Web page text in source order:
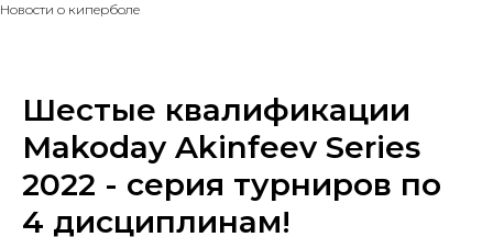
Новости о киперболе
Шестые квалификации
Makoday Akinfeev Series
2022 - серия турниров по
4 дисциплинам!